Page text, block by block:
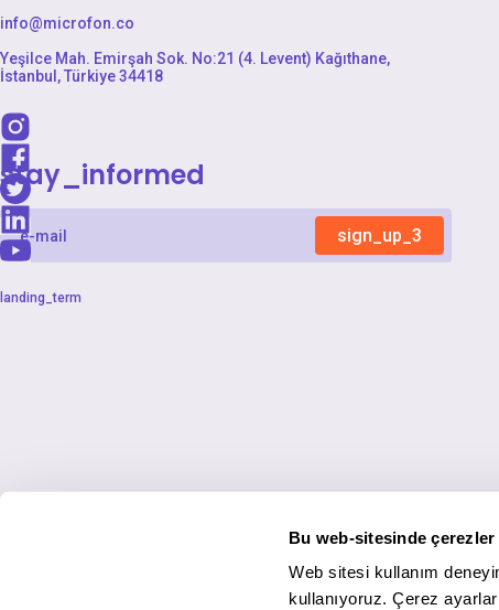
Bu web-sitesinde çerezler
Web sitesi kullanım
kullanıyoruz. Çerez
info@microfon.co
Yeşilce Mah. Emirşah Sok. No:21 (4. Levent) Kağıthane,
İstanbul, Türkiye 34418
stay_informed
sign_up_3
landing_term